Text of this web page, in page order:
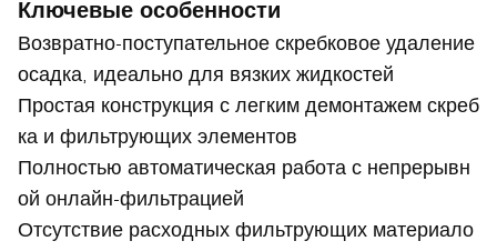
Ключевые особенности
Возвратно-поступательное скребковое удаление
осадка, идеально для вязких жидкостей
Простая конструкция с легким демонтажем скреб
ка и фильтрующих элементов
Полностью автоматическая работа с непрерывн
ой онлайн-фильтрацией
Отсутствие расходных фильтрующих материало